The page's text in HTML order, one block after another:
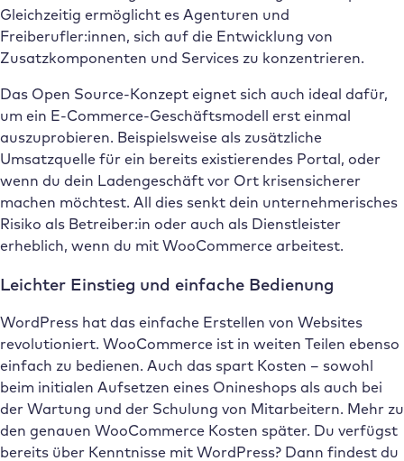
Gleichzeitig ermöglicht es Agenturen und
Freiberufler:innen, sich auf die Entwicklung von
Zusatzkomponenten und Services zu konzentrieren.
Das Open Source-Konzept eignet sich auch ideal dafür,
um ein E-Commerce-Geschäftsmodell erst einmal
auszuprobieren. Beispielsweise als zusätzliche
Umsatzquelle für ein bereits existierendes Portal, oder
wenn du dein Ladengeschäft vor Ort krisensicherer
machen möchtest. All dies senkt dein unternehmerisches
Risiko als Betreiber:in oder auch als Dienstleister
erheblich, wenn du mit WooCommerce arbeitest.
Leichter Einstieg und einfache Bedienung
WordPress hat das einfache Erstellen von Websites
revolutioniert. WooCommerce ist in weiten Teilen ebenso
einfach zu bedienen. Auch das spart Kosten – sowohl
beim initialen Aufsetzen eines Onineshops als auch bei
der Wartung und der Schulung von Mitarbeitern. Mehr zu
den genauen WooCommerce Kosten später. Du verfügst
bereits über Kenntnisse mit WordPress? Dann findest du